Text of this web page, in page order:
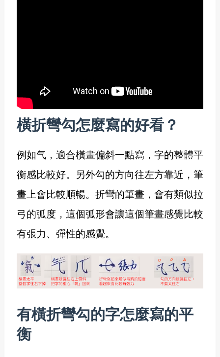
橫折彎勾怎麼寫的好看？
例如气，適合橫畫偏斜一點寫，字的整體平
衡感比較好。另外勾的方向往左方靠近，筆
畫上會比較順暢。折彎的筆畫，會有類似拉
弓的弧度，這個弧形會讓這個筆畫感覺比較
有張力、彈性的感覺。
有橫折彎勾的字怎麼寫的平
衡